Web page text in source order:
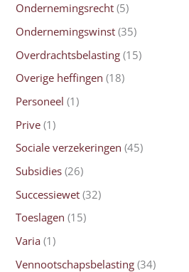
Ondernemingsrecht (5)
Ondernemingswinst (35)
Overdrachtsbelasting (15)
Overige heffingen (18)
Personeel (1)
Prive (1)
Sociale verzekeringen (45)
Subsidies (26)
Successiewet (32)
Toeslagen (15)
Varia (1)
Vennootschapsbelasting (34)